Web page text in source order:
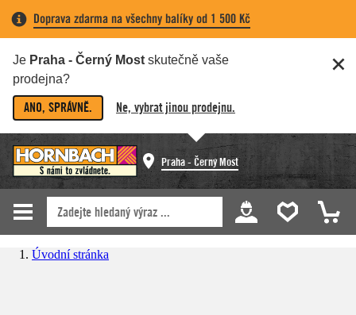
Doprava zdarma na všechny balíky od 1 500 Kč
Je Praha - Černý Most skutečně vaše
prodejna?
ANO, SPRÁVNĚ. Ne, vybrat jinou prodejnu.
Praha - Černý Most
Úvodní stránka